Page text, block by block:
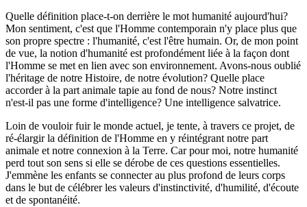
Quelle définition place-t-on derrière le mot humanité aujourd'hui?
Mon sentiment, c'est que l'Homme contemporain n'y place plus que
son propre spectre : l'humanité, c'est l'être humain. Or, de mon point
de vue, la notion d'humanité est profondément liée à la façon dont
l'Homme se met en lien avec son environnement. Avons-nous oublié
l'héritage de notre Histoire, de notre évolution? Quelle place
accorder à la part animale tapie au fond de nous? Notre instinct
n'est-il pas une forme d'intelligence? Une intelligence salvatrice.
Loin de vouloir fuir le monde actuel, je tente, à travers ce projet, de
ré-élargir la définition de l'Homme en y réintégrant notre part
animale et notre connexion à la Terre. Car pour moi, notre humanité
perd tout son sens si elle se dérobe de ces questions essentielles.
J'emmène les enfants se connecter au plus profond de leurs corps
dans le but de célébrer les valeurs d'instinctivité, d'humilité, d'écoute
et de spontanéité.